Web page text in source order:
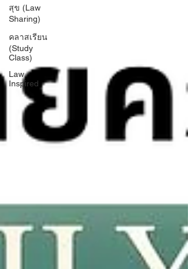
สุข (Law
Sharing)
คลาสเรียน
(Study
Class)
Law
Inspired